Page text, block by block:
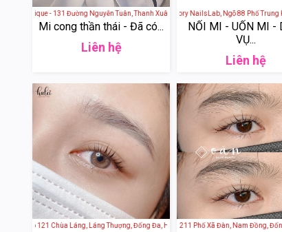
boutique - 131 Đường Nguyễn Tuân, Thanh Xuân Trung, Thanh Xuân, Hà Nội, Việt Nam
Mi cong thần thái - Đã có...
Liên hệ
Diory NailsLab - Diory NailsLab, Ngõ 88 Phố Trung
NỐI MI - UỐN MI -
VỤ...
Liên hệ
Thuý
Ngõ 121 Chùa Láng, Láng Thượng, Đống Đa, Hà Nội, Việt Nam
Oăn Nails Beauty - 211 Phố Xã Đàn, Nam Đồng, Đống
Jolly